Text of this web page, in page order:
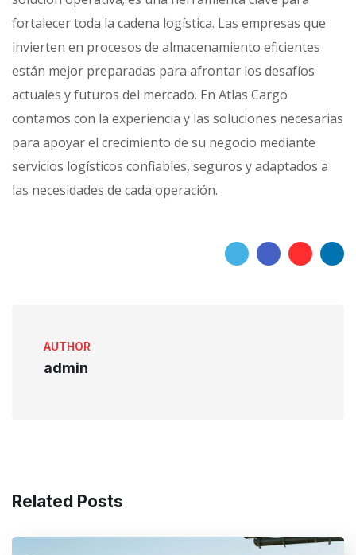
fortalecer toda la cadena logística. Las empresas que
invierten en procesos de almacenamiento eficientes
están mejor preparadas para afrontar los desafíos
actuales y futuros del mercado. En Atlas Cargo
contamos con la experiencia y las soluciones necesarias
para apoyar el crecimiento de su negocio mediante
servicios logísticos confiables, seguros y adaptados a
las necesidades de cada operación.
AUTHOR
admin
Related Posts